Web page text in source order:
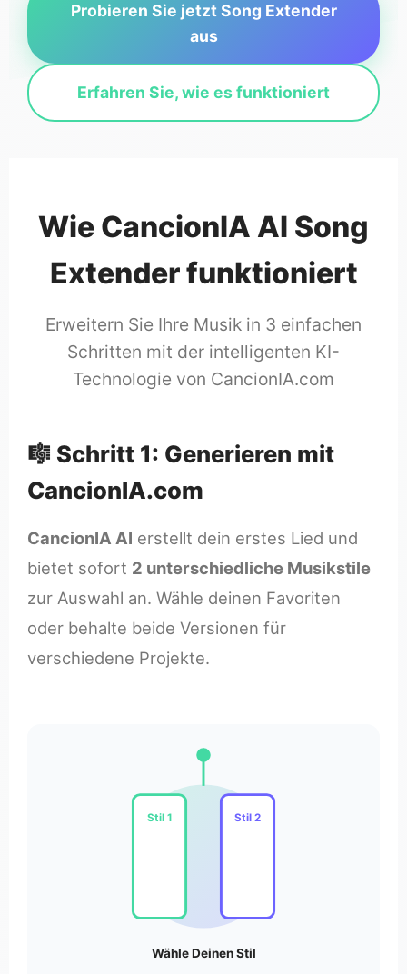
Probieren Sie jetzt Song Extender
aus
Erfahren Sie, wie es funktioniert
Wie CancionIA AI Song
Extender funktioniert
Erweitern Sie Ihre Musik in 3 einfachen
Schritten mit der intelligenten KI-
Technologie von CancionIA.com
🎼 Schritt 1: Generieren mit
CancionIA.com
CancionIA AI erstellt dein erstes Lied und
bietet sofort 2 unterschiedliche Musikstile
zur Auswahl an. Wähle deinen Favoriten
oder behalte beide Versionen für
verschiedene Projekte.
Stil 1 Stil 2
Wähle Deinen Stil